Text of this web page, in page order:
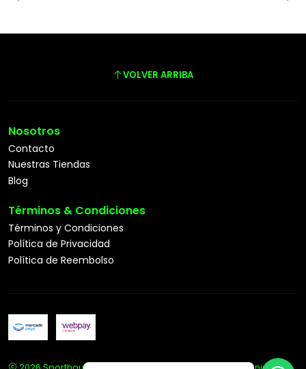
VOLVER ARRIBA
Nosotros
Contacto
Nuestras Tiendas
Blog
Términos & Condiciones
Términos y Condiciones
Política de Privacidad
Política de Reembolso